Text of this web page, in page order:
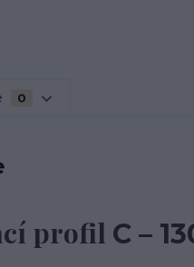
0
profil C –